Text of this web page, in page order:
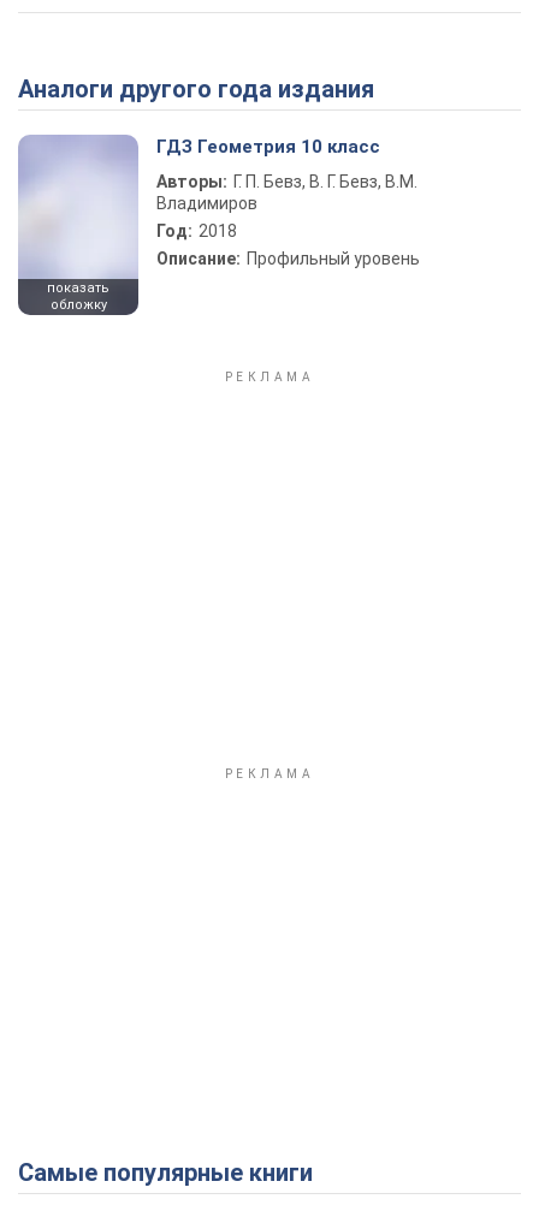
Аналоги другого года издания
показать
обложку
ГДЗ Геометрия 10 класс
Авторы: Г. П. Бевз, В. Г. Бевз, В.М.
Владимиров
Год: 2018
Описание: Профильный уровень
Самые популярные книги